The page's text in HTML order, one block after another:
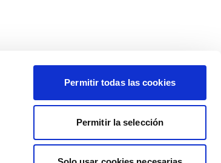
Permitir todas las cookies
Permitir la selección